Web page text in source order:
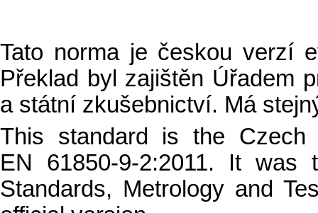
Tato norma je českou verzí
Překlad byl zajištěn Úřadem
a státní zkušebnictví. Má
This standard is the Czech
EN 61850-9-2:2011. It
Standards, Metrology and